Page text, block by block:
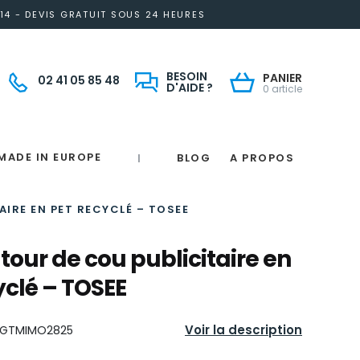
- DEVIS GRATUIT SOUS 24 HEURES
02 41 05 85 48 BESOIN
D'AIDE ?
PANIER
0 article
IN EUROPE | BLOG A PROPOS
EN PET RECYCLÉ – TOSEE
de cou publicitaire en
– TOSEE
GTMIMO2825 Voir la description